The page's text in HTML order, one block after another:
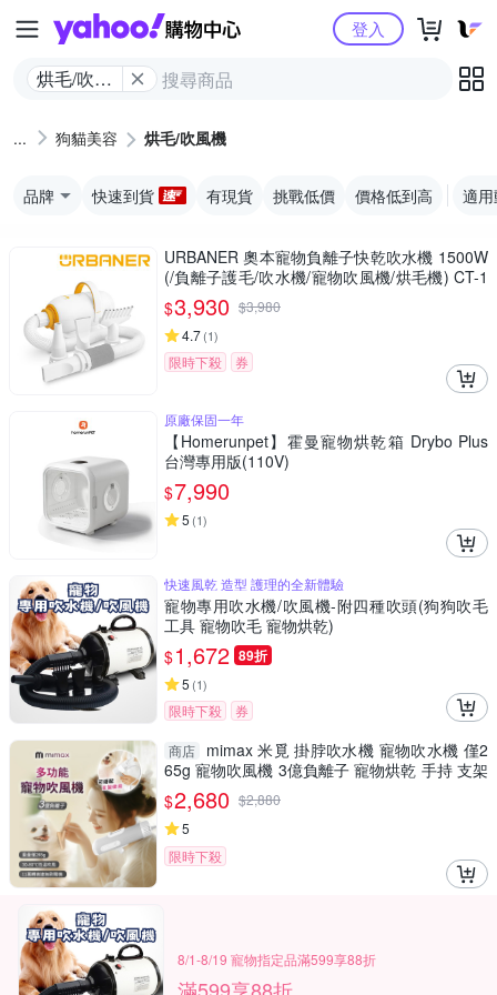
Yahoo購物中心
烘毛/吹風
登入
狗貓美容 烘毛/吹風機
品牌 快速到貨 有現貨 挑戰低價 價格低到高 適
URBANER 奧本寵物負離子快乾吹水機 1500W
(/負離子護毛/吹水機/寵物吹風機/烘毛機) CT-1
0
$3,930 $3,980
4.7(1)
限時下殺 券
原廠保固一年
【Homerunpet】霍曼寵物烘乾箱 Drybo Plus
台灣專用版(110V)
$7,990
5 (1)
快速風乾 造型 護理的全新體驗
寵物專用吹水機/吹風機-附四種吹頭(狗狗吹毛
工具 寵物吹毛 寵物烘乾)
$1,672 89折
5 (1)
限時下殺 券
商店
mimax 米覓 掛脖吹水機 寵物吹水機 僅2
65g 寵物吹風機 3億負離子 寵物烘乾 手持 支架
掛脖 多用
$2,680 $2,880
5
限時下殺
8/1-8/19 寵物指定品滿599享88折